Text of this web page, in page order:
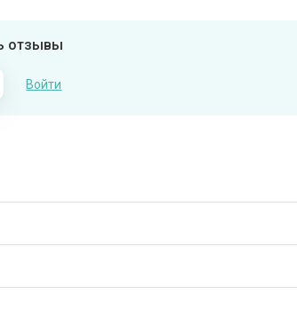
отзывы
Войти